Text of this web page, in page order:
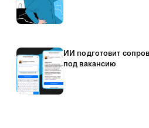
ИИ подготовит
под вакансию